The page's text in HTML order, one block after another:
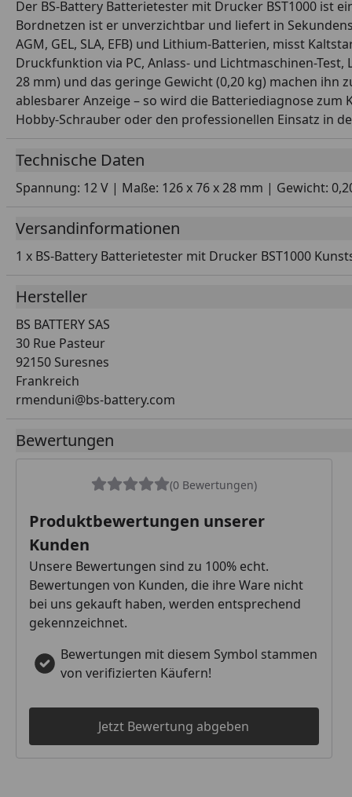
Der BS-Battery Batterietester mit Drucker BST1000 ist
Bordnetzen ist er unverzichtbar und liefert in
AGM, GEL, SLA, EFB) und Lithium-Batterien, misst
Druckfunktion via PC, Anlass- und Lichtmaschinen-
28 mm) und das geringe Gewicht (0,20 kg) machen
ablesbarer Anzeige – so wird die Batteriediagnose zum
Hobby-Schrauber oder den professionellen Einsatz in
Technische Daten
Spannung: 12 V | Maße: 126 x 76 x 28 mm | Gewicht:
Versandinformationen
1 x BS-Battery Batterietester mit Drucker BST1000
Hersteller
BS BATTERY SAS
30 Rue Pasteur
92150 Suresnes
Frankreich
rmenduni@bs-battery.com
Bewertungen
(0 Bewertungen)
Produktbewertungen unserer
Kunden
Unsere Bewertungen sind zu 100% echt.
Bewertungen von Kunden, die ihre Ware nicht
bei uns gekauft haben, werden entsprechend
gekennzeichnet.
Bewertungen mit diesem Symbol stammen
von verifizierten Käufern!
Jetzt Bewertung abgeben